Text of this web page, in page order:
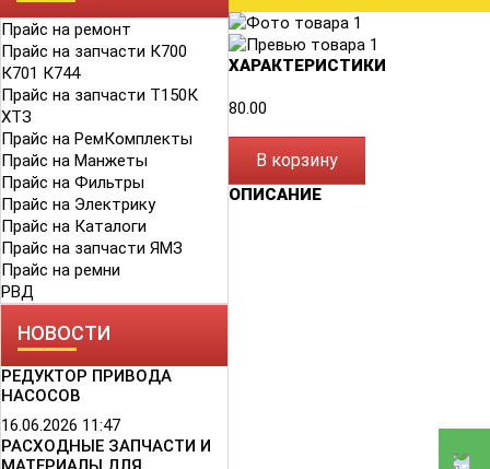
Прайс на ремонт
Прайс на запчасти К700
К701 К744
Прайс на запчасти Т150К
ХТЗ
Прайс на РемКомплекты
Прайс на Манжеты
Прайс на Фильтры
Прайс на Электрику
Прайс на Каталоги
Прайс на запчасти ЯМЗ
Прайс на ремни
РВД
НОВОСТИ
РЕДУКТОР ПРИВОДА
НАСОСОВ
16.06.2026 11:47
РАСХОДНЫЕ ЗАПЧАСТИ И
ХАРАКТЕРИСТИКИ
80.00
В корзину
ОПИСАНИЕ